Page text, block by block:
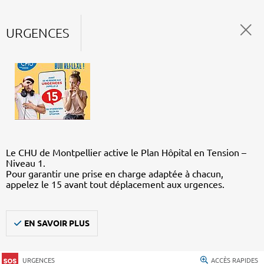
URGENCES
Le CHU de Montpellier active le Plan Hôpital en Tension –
Niveau 1.
Pour garantir une prise en charge adaptée à chacun,
appelez le 15 avant tout déplacement aux urgences.
EN SAVOIR PLUS
URGENCES ACCÈS RAPIDES